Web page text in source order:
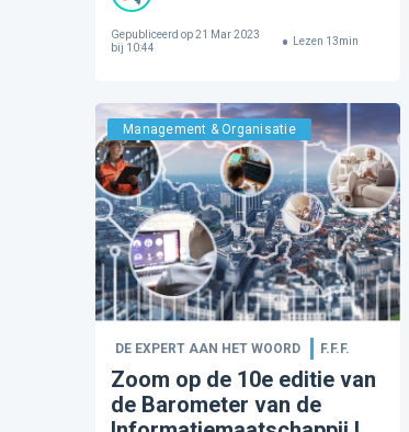
Gepubliceerd op21 Mar 2023
bij 10:44
Lezen 13min
Management & Organisatie
DE EXPERT AAN HET WOORD F.F.F.
Zoom op de 10e editie van
de Barometer van de